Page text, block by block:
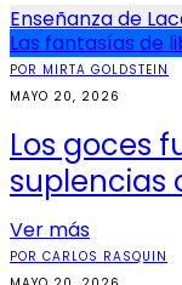
de
entradas
Enseñanza de
Las fantasías de
POR MIRTA GOLDSTEIN
MAYO 20, 2026
Los goces
suplencias
Ver más
POR CARLOS RASQUIN